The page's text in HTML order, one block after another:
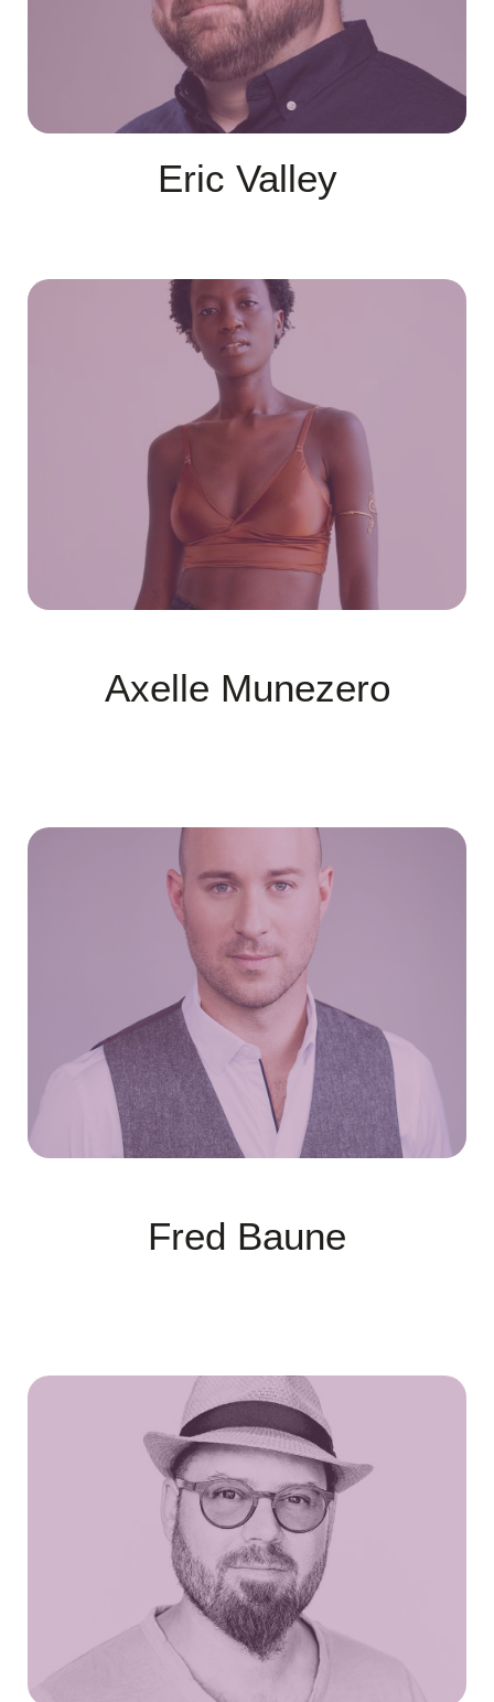
Eric Valley
Axelle Munezero
Fred Baune